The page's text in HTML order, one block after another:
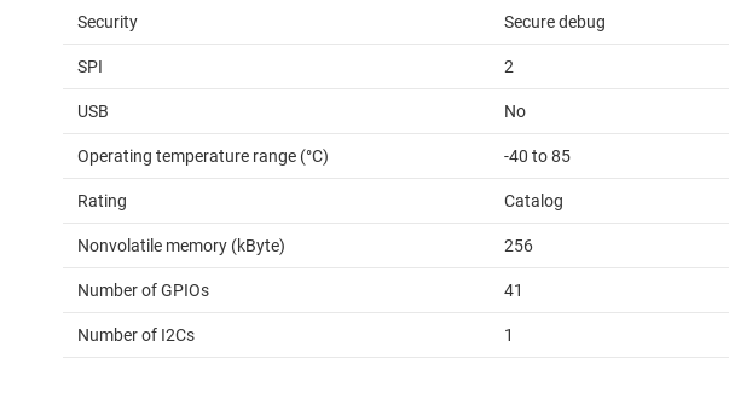
Security Secure debug
SPI 2
USB No
Operating temperature range (°C) -40 to 85
Rating Catalog
Nonvolatile memory (kByte) 256
Number of GPIOs 41
Number of I2Cs 1